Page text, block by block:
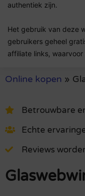
authentiek zijn.
Het gebruik van deze
gebruikers geheel
affiliate links,
Online kopen »
Betrouwbare
Echte
Reviews